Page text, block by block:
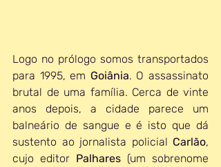
Logo no prólogo somos transportados
para 1995, em Goiânia. O assassinato
brutal de uma família. Cerca de vinte
anos depois, a cidade parece um
balneário de sangue e é isto que dá
sustento ao jornalista policial Carlão,
cujo editor Palhares (um sobrenome